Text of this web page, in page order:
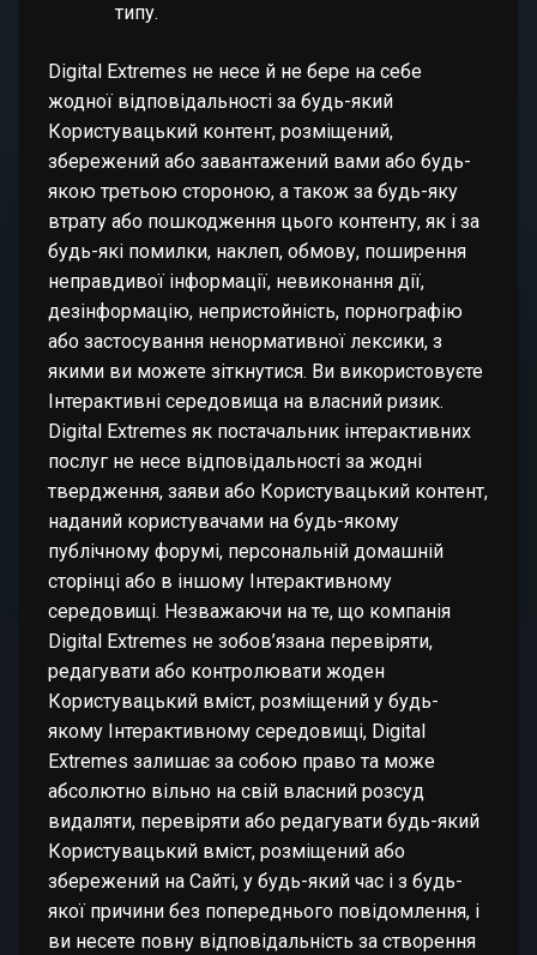
типу.
Digital Extremes не несе й не бере на себе
жодної відповідальності за будь-який
Користувацький контент, розміщений,
збережений або завантажений вами або будь-
якою третьою стороною, а також за будь-яку
втрату або пошкодження цього контенту, як і за
будь-які помилки, наклеп, обмову, поширення
неправдивої інформації, невиконання дії,
дезінформацію, непристойність, порнографію
або застосування ненормативної лексики, з
якими ви можете зіткнутися. Ви використовуєте
Інтерактивні середовища на власний ризик.
Digital Extremes як постачальник інтерактивних
послуг не несе відповідальності за жодні
твердження, заяви або Користувацький контент,
наданий користувачами на будь-якому
публічному форумі, персональній домашній
сторінці або в іншому Інтерактивному
середовищі. Незважаючи на те, що компанія
Digital Extremes не зобов’язана перевіряти,
редагувати або контролювати жоден
Користувацький вміст, розміщений у будь-
якому Інтерактивному середовищі, Digital
Extremes залишає за собою право та може
абсолютно вільно на свій власний розсуд
видаляти, перевіряти або редагувати будь-який
Користувацький вміст, розміщений або
збережений на Сайті, у будь-який час і з будь-
якої причини без попереднього повідомлення, і
ви несете повну відповідальність за створення